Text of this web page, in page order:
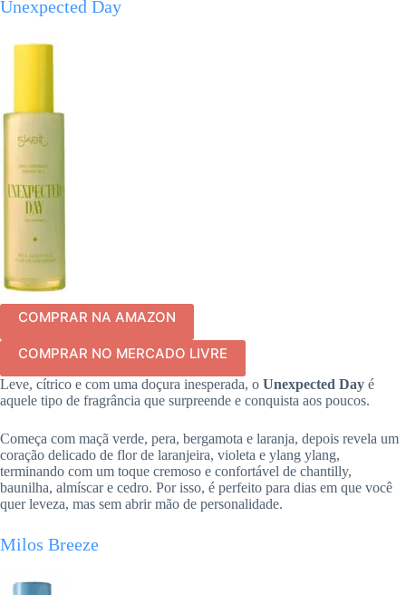
Unexpected Day
COMPRAR NA AMAZON
COMPRAR NO MERCADO LIVRE
Leve, cítrico e com uma doçura inesperada, o Unexpected Day é
aquele tipo de fragrância que surpreende e conquista aos poucos.
Começa com maçã verde, pera, bergamota e laranja, depois revela um
coração delicado de flor de laranjeira, violeta e ylang ylang,
terminando com um toque cremoso e confortável de chantilly,
baunilha, almíscar e cedro. Por isso, é perfeito para dias em que você
quer leveza, mas sem abrir mão de personalidade.
Milos Breeze